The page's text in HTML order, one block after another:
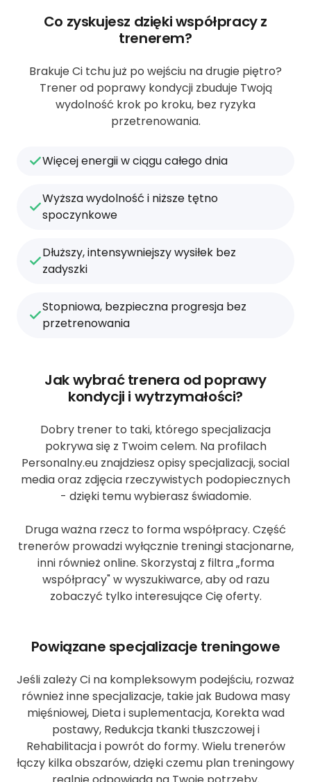
Co zyskujesz dzięki współpracy z
trenerem?
Brakuje Ci tchu już po wejściu na drugie piętro?
Trener od poprawy kondycji zbuduje Twoją
wydolność krok po kroku, bez ryzyka
przetrenowania.
Więcej energii w ciągu całego dnia
Wyższa wydolność i niższe tętno
spoczynkowe
Dłuższy, intensywniejszy wysiłek bez
zadyszki
Stopniowa, bezpieczna progresja bez
przetrenowania
Jak wybrać trenera od poprawy
kondycji i wytrzymałości?
Dobry trener to taki, którego specjalizacja
pokrywa się z Twoim celem. Na profilach
Personalny.eu znajdziesz opisy specjalizacji, social
media oraz zdjęcia rzeczywistych podopiecznych
- dzięki temu wybierasz świadomie.
Druga ważna rzecz to forma współpracy. Część
trenerów prowadzi wyłącznie treningi stacjonarne,
inni również online. Skorzystaj z filtra „forma
współpracy" w wyszukiwarce, aby od razu
zobaczyć tylko interesujące Cię oferty.
Powiązane specjalizacje treningowe
Jeśli zależy Ci na kompleksowym podejściu, rozważ
również inne specjalizacje, takie jak Budowa masy
mięśniowej, Dieta i suplementacja, Korekta wad
postawy, Redukcja tkanki tłuszczowej i
Rehabilitacja i powrót do formy. Wielu trenerów
łączy kilka obszarów, dzięki czemu plan treningowy